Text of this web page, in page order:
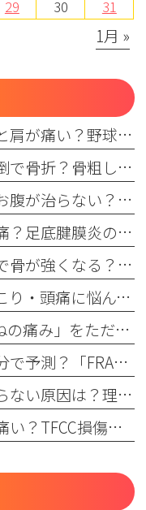
29 30 31
1月 »
【久留米市】ボールを投げると肩が痛い？野球肩の原因・症状とまつもと整形外科のリハビリ
【久留米市】ちょっとした転倒で骨折？骨粗しょう症と転倒予防の関係を理学療法士が解説！
【久留米市】産後のぽっこりお腹が治らない？原因と理学療法士が教える改善リハビリ
【久留米市】朝の一歩目が激痛？足底腱膜炎の原因・予防策と整形外科でのリハビリ治療を解説！
【久留米市】日を浴びるだけで骨が強くなる？骨粗しょう症予防に欠かせない日光浴の重要性とリハビリのコツ
【久留米市】産後のひどい肩こり・頭痛に悩んでいませんか？理学療法士が教える根本原因とリハビリの重要性
【W杯開幕！】我が子の「すねの痛み」をただの成長痛で終わらせない
【久留米市】骨折リスクを自分で予測？「FRAX」の仕組みとまつもと整形外科での活用法
【久留米市】産後の腰痛が治らない原因は？理学療法士が教える骨盤ケアとリハビリの重要性
【久留米市】手首の小指側が痛い？TFCC損傷（三角線維軟骨複合体損傷）の正しい治療法とリハビリについて